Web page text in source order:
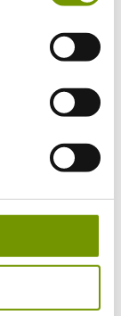
Ecken, um
Abenteuer zu
der Privaten
Schalander
Gästen ein
Oliver
Rita Freimanner
Beide sorgen
für ungeahnte